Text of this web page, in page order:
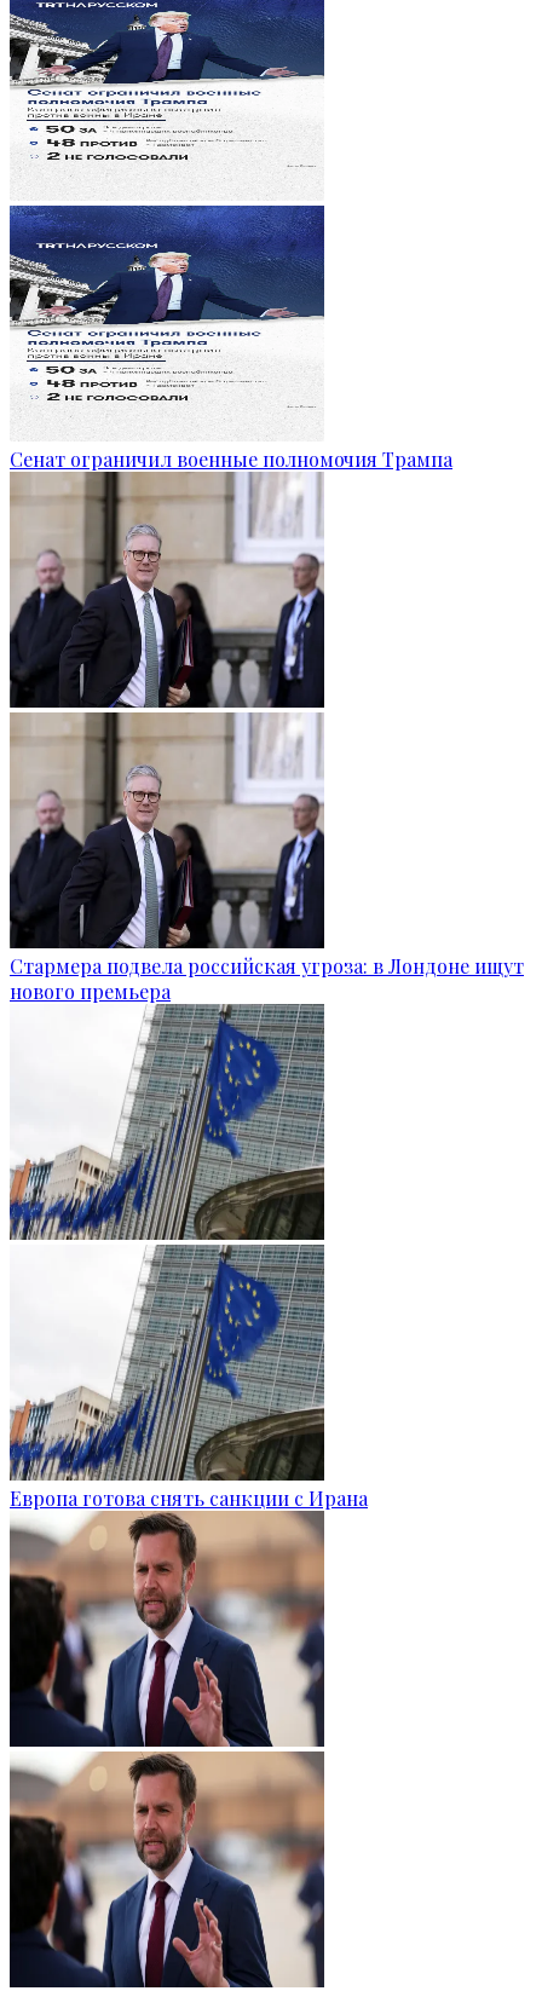
Сенат ограничил военные полномочия Трампа
Стармера подвела российская угроза: в Лондоне ищут
нового премьера
Европа готова снять санкции с Ирана